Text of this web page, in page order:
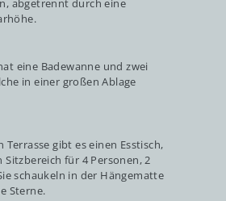
abgetrennt durch eine
eine Badewanne und zwei
in einer großen Ablage
Terrasse gibt es einen Esstisch,
für 4 Personen, 2
schaukeln in der Hängematte
Sterne.